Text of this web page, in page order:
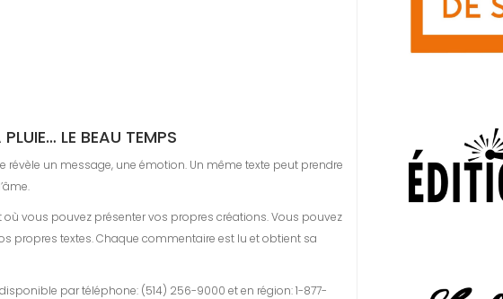
LE BEAU TEMPS
révèle un message, une émotion. Un même texte peut prendre
vous pouvez présenter vos propres créations. Vous pouvez
propres textes. Chaque commentaire est lu et obtient sa
par téléphone: (514) 256-9000 et en région: 1-877-